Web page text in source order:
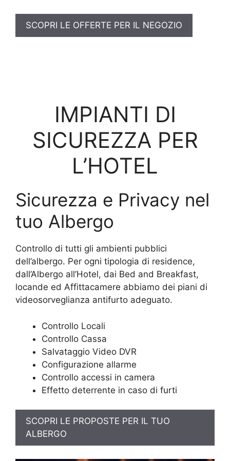
SCOPRI LE OFFERTE PER IL NEGOZIO
IMPIANTI DI
SICUREZZA PER
L’HOTEL
Sicurezza e Privacy nel
tuo Albergo
Controllo di tutti gli ambienti pubblici
dell’albergo. Per ogni tipologia di residence,
dall’Albergo all’Hotel, dai Bed and Breakfast,
locande ed Affittacamere abbiamo dei piani di
videosorveglianza antifurto adeguato.
Controllo Locali
Controllo Cassa
Salvataggio Video DVR
Configurazione allarme
Controllo accessi in camera
Effetto deterrente in caso di furti
SCOPRI LE PROPOSTE PER IL TUO
ALBERGO